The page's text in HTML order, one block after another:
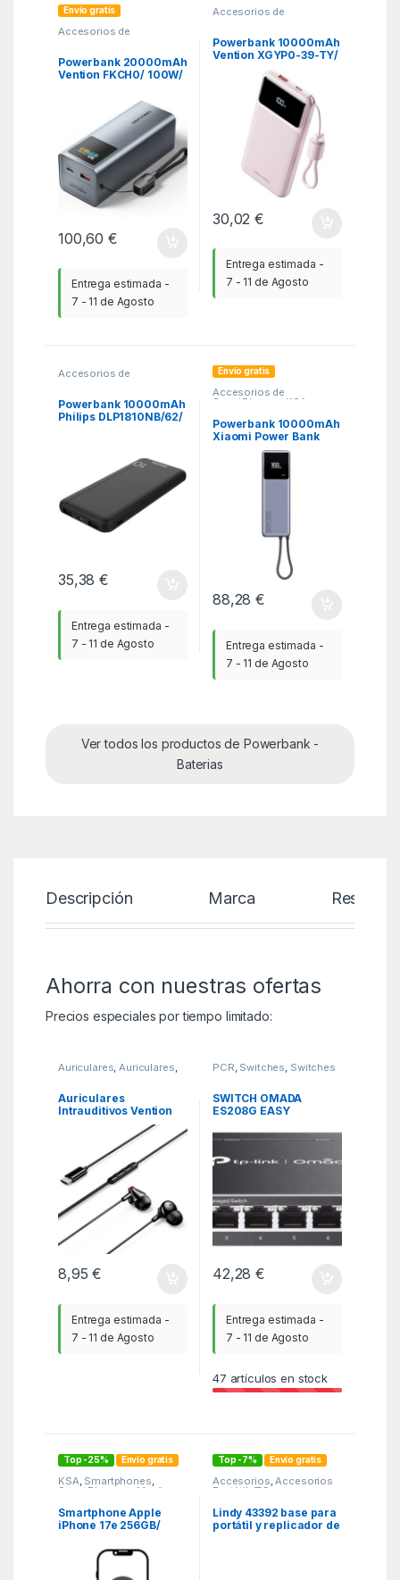
Envío gratis
Accesorios de
Powerbank 20000mAh
Vention FKCH0/ 100W/
100,60€
Entrega estimada -
7 - 11 de Agosto
Accesorios de
Powerbank 10000mAh
Vention XGYP0-39-TY/
Cable USB Tipo-C
30,02€
Entrega estimada -
7 - 11 de Agosto
Accesorios de
Powerbank 10000mAh
Philips DLP1810NB/62/
35,38€
Entrega estimada -
7 - 11 de Agosto
Envío gratis
Accesorios de
SmartPhones KSA
Powerbank 10000mAh
Xiaomi Power Bank
10000 Integrated
Cable/ 165W/ Gris
88,28€
Entrega estimada -
7 - 11 de Agosto
Ver todos los productos de Powerbank -
Baterias
Descripción Marca Reseñas
Ahorra con nuestras ofertas
Precios especiales por tiempo limitado:
Auriculares,Auriculares,
Auriculares
Intrauditivos Vention
Echo Lite USB-C In-
Ear/ con Micrófono/
USB Tipo-C/ Negros
8,95€
Entrega estimada -
7 - 11 de Agosto
PCR, Switches, Switches
y Transceptores
SWITCH OMADA
ES208G EASY
GIGABIT
42,28€
Entrega estimada -
7 - 11 de Agosto
47 artículos en stock
Top -25% Envío gratis
KSA, Smartphones,
SmartPhones y Moviles
Smartphone Apple
iPhone 17e 256GB/
Top -7% Envío gratis
Accesorios,Accesorios
Portátil ITC
Lindy 43392 base para
portátil y replicador de